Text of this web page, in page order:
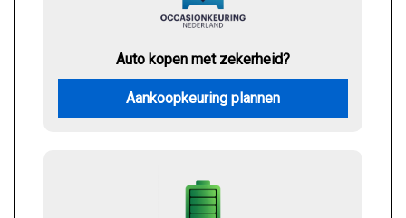
Auto kopen met zekerheid?
Aankoopkeuring plannen